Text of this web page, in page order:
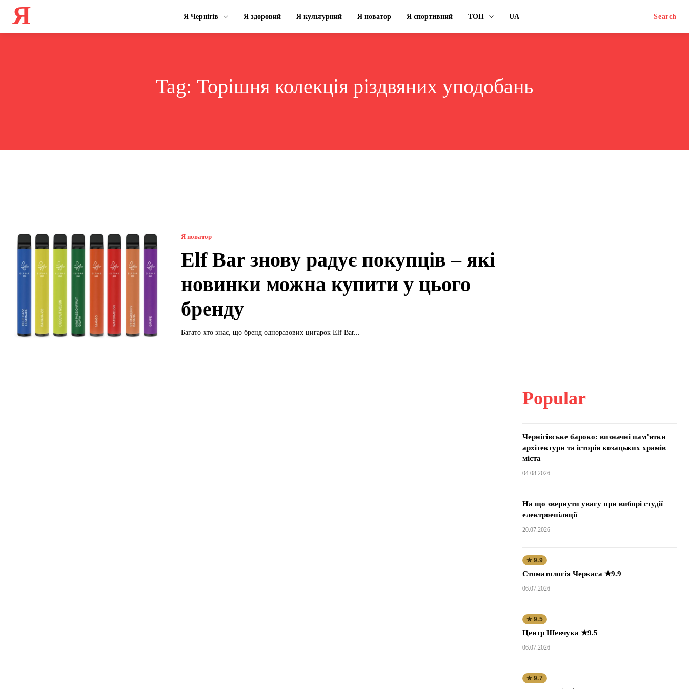
Я Я Чернігів Я здоровий Я культурний Я новатор Я спортивний ТОП UA Search
Tag: Торішня колекція різдвяних уподобань
Я новатор
Elf Bar знову радує покупців – які
новинки можна купити у цього
бренду
Багато хто знає, що бренд одноразових цигарок Elf Bar...
Popular
Чернігівське бароко: визначні пам’ятки
архітектури та історія козацьких храмів
міста
04.08.2026
На що звернути увагу при виборі студії
електроепіляції
20.07.2026
★ 9.9
Стоматологія Черкаса ★9.9
06.07.2026
★ 9.5
Центр Шевчука ★9.5
06.07.2026
★ 9.7